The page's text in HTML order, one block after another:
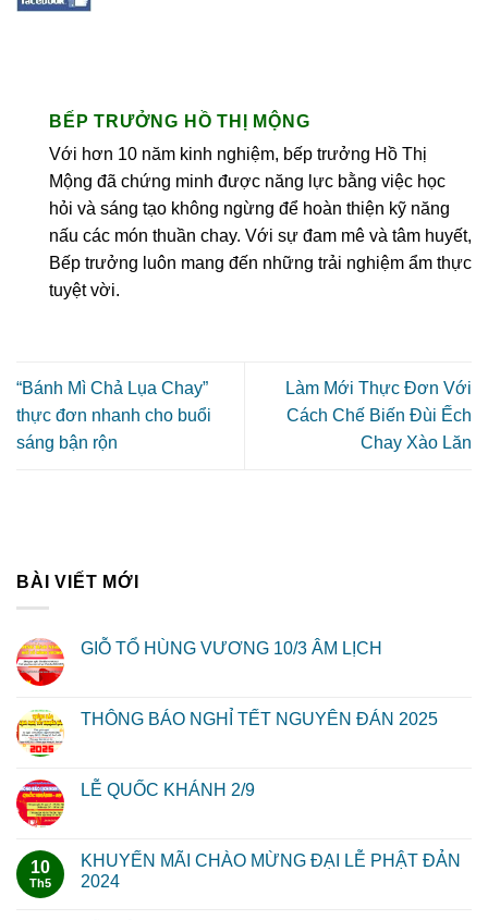
BẾP TRƯỞNG HỒ THỊ MỘNG
Với hơn 10 năm kinh nghiệm, bếp trưởng Hồ Thị
Mộng đã chứng minh được năng lực bằng việc học
hỏi và sáng tạo không ngừng để hoàn thiện kỹ năng
nấu các món thuần chay. Với sự đam mê và tâm huyết,
Bếp trưởng luôn mang đến những trải nghiệm ẩm thực
tuyệt vời.
“Bánh Mì Chả Lụa Chay”
thực đơn nhanh cho buổi
sáng bận rộn
Làm Mới Thực Đơn Với
Cách Chế Biến Đùi Ếch
Chay Xào Lăn
BÀI VIẾT MỚI
GIỖ TỔ HÙNG VƯƠNG 10/3 ÂM LỊCH
THÔNG BÁO NGHỈ TẾT NGUYÊN ĐÁN 2025
LỄ QUỐC KHÁNH 2/9
10
Th5
KHUYẾN MÃI CHÀO MỪNG ĐẠI LỄ PHẬT ĐẢN
2024